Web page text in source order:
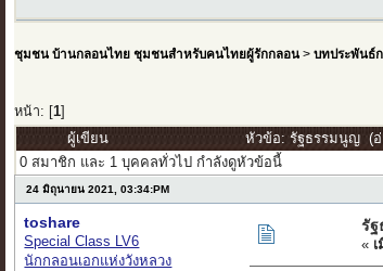
ชุมชน บ้านกลอนไทย ชุมชนสำหรับคนไทยผู้รักกลอน >บทประพันธ์
หน้า: [1
ผู้เขียน
หัวข้อ: รัฐธรรมนูญ (อ่
0 สมาชิก และ 1 บุคคลทั่วไป กำลังดูหัวข้อนี้
24 มิถุนายน 2021, 03:34:PM
toshare
Special Class LV6
นักกลอนเอกแห่งวังหลวง
รั
«